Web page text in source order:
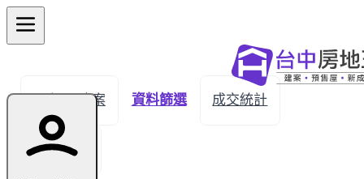
← 返回建案 資料篩選 成交統計
成交明細